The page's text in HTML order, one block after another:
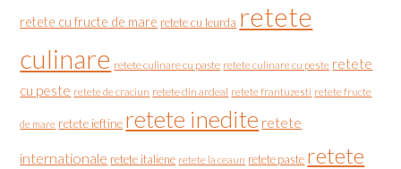
retete cu fructe de mare retete cu leurda retete
culinare retete culinare cu paste retete culinare cu peste retete
cu peste retete de craciun retete din ardeal retete frantuzesti retete fructe
de mare retete ieftine retete inedite retete
internationale retete italiene retete la ceaun retete paste retete